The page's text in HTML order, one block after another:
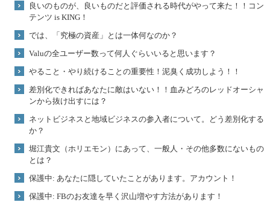
良いのものが、良いものだと評価される時代がやって来た！！コン
テンツ is KING！
では、「究極の資産」とは一体何なのか？
Valuの全ユーザー数って何人ぐらいいると思います？
やること・やり続けることの重要性！泥臭く成功しよう！！
差別化できればあなたに敵はいない！！血みどろのレッドオーシャ
ンから抜け出すには？
ネットビジネスと地域ビジネスの参入者について。どう差別化する
か？
堀江貴文（ホリエモン）にあって、一般人・その他多数にないもの
とは？
保護中: あなたに隠していたことがあります。アカウント！
保護中: FBのお友達を早く沢山増やす方法があります！